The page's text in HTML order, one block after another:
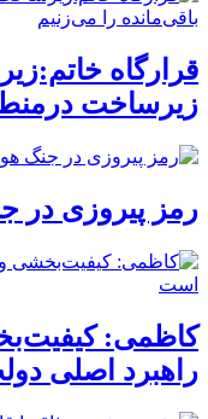
قرارگاه
زیرساخت
رمز پیروزی در
کاظمی:
راهبرد اصلی